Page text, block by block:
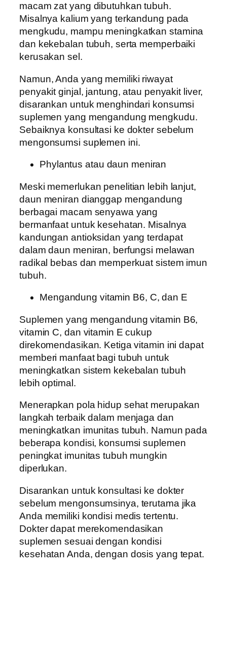
macam zat yang dibutuhkan tubuh.
Misalnya kalium yang terkandung pada
mengkudu, mampu meningkatkan stamina
dan kekebalan tubuh, serta memperbaiki
kerusakan sel.
Namun, Anda yang memiliki riwayat
penyakit ginjal, jantung, atau penyakit liver,
disarankan untuk menghindari konsumsi
suplemen yang mengandung mengkudu.
Sebaiknya konsultasi ke dokter sebelum
mengonsumsi suplemen ini.
Phylantus atau daun meniran
Meski memerlukan penelitian lebih lanjut,
daun meniran dianggap mengandung
berbagai macam senyawa yang
bermanfaat untuk kesehatan. Misalnya
kandungan antioksidan yang terdapat
dalam daun meniran, berfungsi melawan
radikal bebas dan memperkuat sistem imun
tubuh.
Mengandung vitamin B6, C, dan E
Suplemen yang mengandung vitamin B6,
vitamin C, dan vitamin E cukup
direkomendasikan. Ketiga vitamin ini dapat
memberi manfaat bagi tubuh untuk
meningkatkan sistem kekebalan tubuh
lebih optimal.
Menerapkan pola hidup sehat merupakan
langkah terbaik dalam menjaga dan
meningkatkan imunitas tubuh. Namun pada
beberapa kondisi, konsumsi suplemen
peningkat imunitas tubuh mungkin
diperlukan.
Disarankan untuk konsultasi ke dokter
sebelum mengonsumsinya, terutama jika
Anda memiliki kondisi medis tertentu.
Dokter dapat merekomendasikan
suplemen sesuai dengan kondisi
kesehatan Anda, dengan dosis yang tepat.